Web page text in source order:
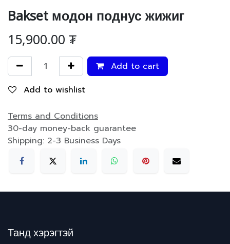
Bakset модон поднус жижиг
15,900.00₮
Add to cart
Add to wishlist
Terms and Conditions
30-day money-back guarantee
Shipping: 2-3 Business Days
Танд хэрэгтэй